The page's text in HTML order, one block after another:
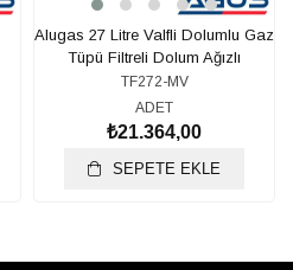
Alugas 27 Litre Valfli Dolumlu Gaz
Tüpü Filtreli Dolum Ağızlı
TF272-MV
ADET
₺21.364,00
SEPETE EKLE